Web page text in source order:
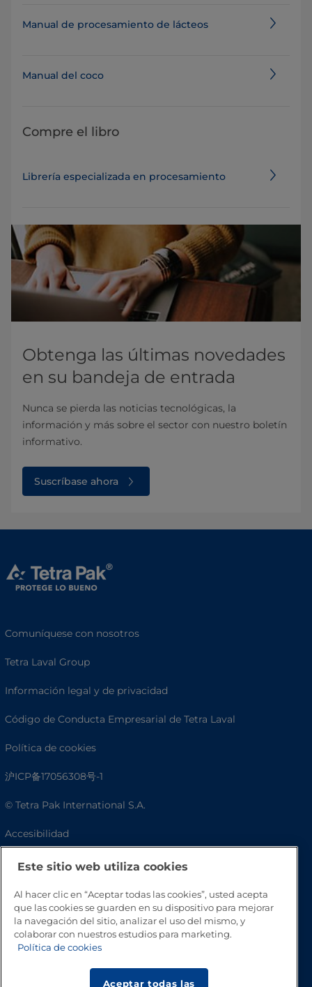
Manual de procesamiento de lácteos
Manual del coco
Compre el libro
Librería especializada en procesamiento
Obtenga las últimas novedades
en su bandeja de entrada
Nunca se pierda las noticias tecnológicas, la
información y más sobre el sector con nuestro boletín
informativo.
Suscríbase ahora
Comuníquese con nosotros
Tetra Laval Group
Información legal y de privacidad
Código de Conducta Empresarial de Tetra Laval
Política de cookies
沪ICP备17056308号-1
© Tetra Pak International S.A.
Accesibilidad
Preguntas frecuentes
Este sitio web utiliza cookies
Al hacer clic en “Aceptar todas las cookies”, usted acepta
que las cookies se guarden en su dispositivo para mejorar
la navegación del sitio, analizar el uso del mismo, y
colaborar con nuestros estudios para marketing.
Política de cookies
Aceptar todas las